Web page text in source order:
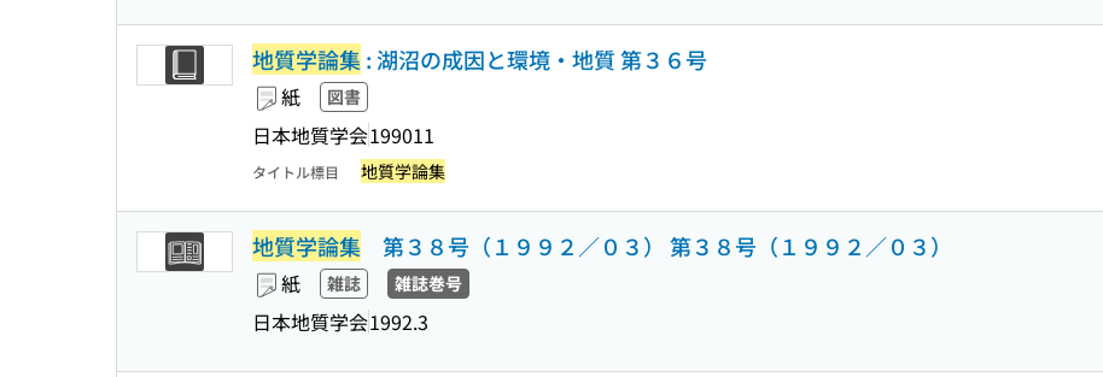
地質学論集 : 湖沼の成因と環境・地質 第３６号
紙 図書
日本地質学会199011
タイトル標目 地質学論集
地質学論集 第３８号（１９９２／０３） 第３８号（１９９２／０３）
紙 雑誌 雑誌巻号
日本地質学会1992.3